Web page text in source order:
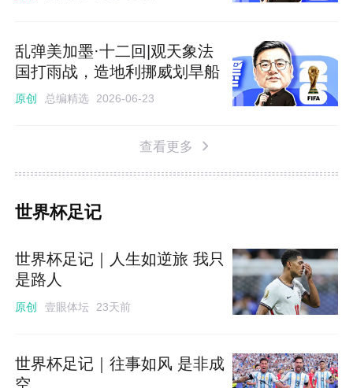
乱弹美加墨·十二回|观天象法
国打雨战，造地利挪威划旱船
原创 总编精选 2026-06-23
查看更多
世界杯足记
世界杯足记｜人生如逆旅 我只
是路人
原创 壹眼体坛 23天前
世界杯足记｜往事如风 是非成
空